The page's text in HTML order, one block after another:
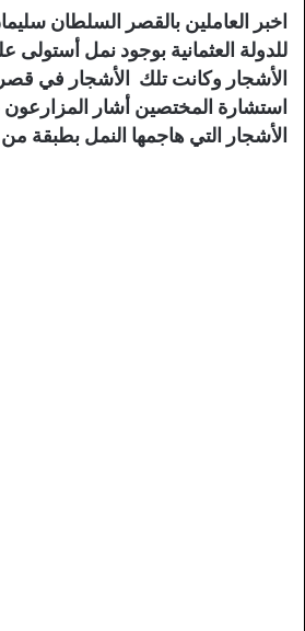
اخبر العاملين بالقصر السلطان
للدولة العثمانية بوجود نمل
الأشجار وكانت تلك الأشجار في
استشارة المختصين أشار
الأشجار التي هاجمها النمل بطبقة